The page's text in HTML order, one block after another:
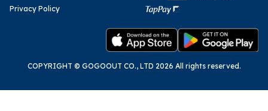
Privacy Policy
COPYRIGHT © GOGOOUT CO., LTD 2026 All rights reserved.